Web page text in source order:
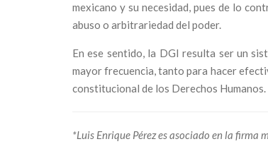
mexicano y su necesidad, pues de lo
abuso o arbitrariedad del poder.
En ese sentido, la DGI resulta ser un
mayor frecuencia, tanto para hacer
constitucional de los Derechos Humanos.
*Luis Enrique Pérez es asociado en la firma